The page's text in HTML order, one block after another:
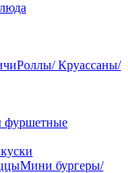
Роллы/ Круассаны/
фуршетные
Мини бургеры/